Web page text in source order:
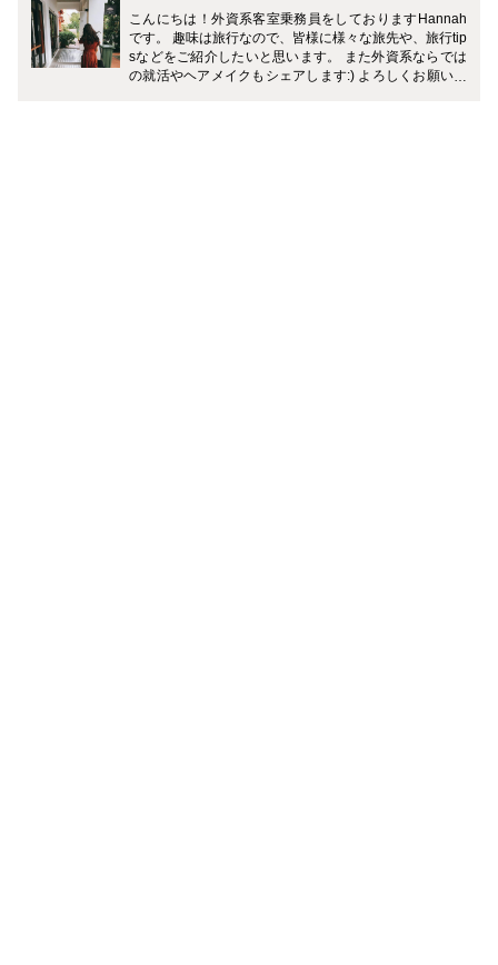
こんにちは！外資系客室乗務員をしておりますHannah
です。 趣味は旅行なので、皆様に様々な旅先や、旅行tip
sなどをご紹介したいと思います。 また外資系ならでは
の就活やヘアメイクもシェアします:) よろしくお願いし